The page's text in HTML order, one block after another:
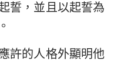
誓，並且以起誓為
許的人格外顯明他